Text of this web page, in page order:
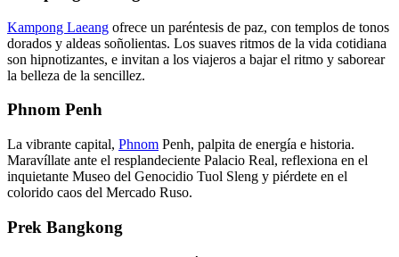
Kampong Laeang ofrece un paréntesis de paz, con templos de tonos
dorados y aldeas soñolientas. Los suaves ritmos de la vida cotidiana
son hipnotizantes, e invitan a los viajeros a bajar el ritmo y saborear
la belleza de la sencillez.
Phnom Penh
La vibrante capital, Phnom Penh, palpita de energía e historia.
Maravíllate ante el resplandeciente Palacio Real, reflexiona en el
inquietante Museo del Genocidio Tuol Sleng y piérdete en el
colorido caos del Mercado Ruso.
Prek Bangkong